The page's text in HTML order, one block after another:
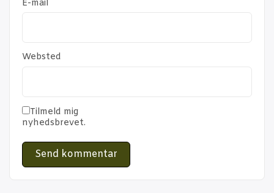
E-mail
Websted
Tilmeld mig
nyhedsbrevet.